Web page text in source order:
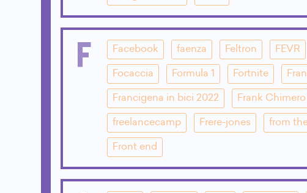
F Facebook faenza Feltron FEVR
Focaccia Formula 1 Fortnite
Francigena in bici 2022 Frank Chimero
freelancecamp Frere-jones from
Front end